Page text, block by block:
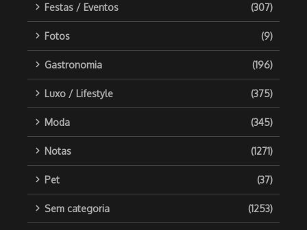
Festas / Eventos (307)
Fotos (9)
Gastronomia (196)
Luxo / Lifestyle (375)
Moda (345)
Notas (1271)
Pet (37)
Sem categoria (1253)